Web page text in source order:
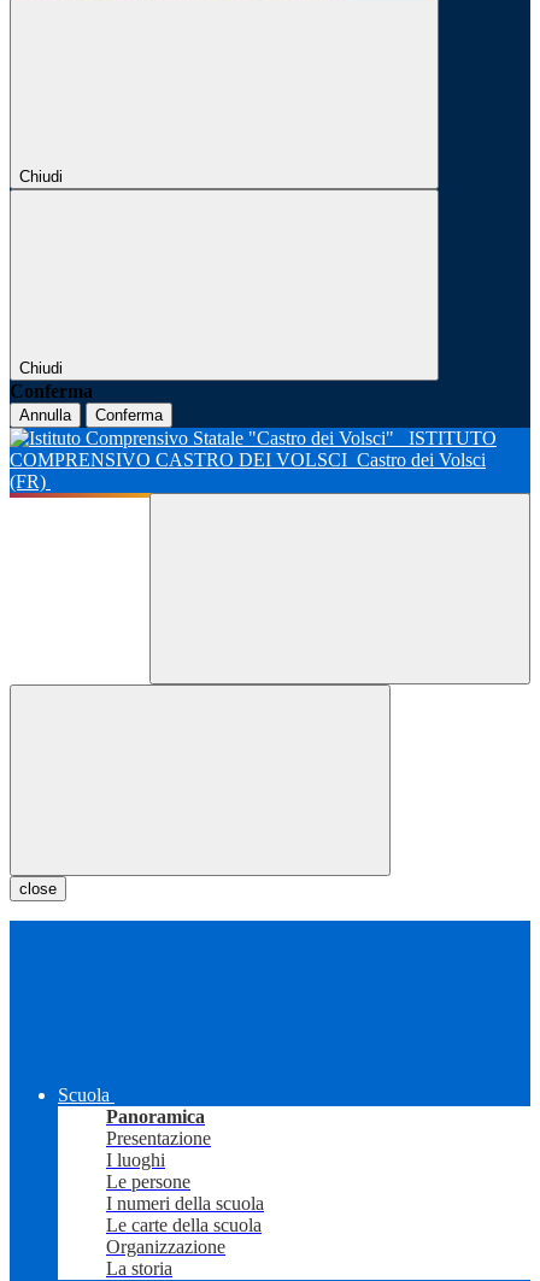
Chiudi
Chiudi
Conferma
Annulla Conferma
ISTITUTO
COMPRENSIVO CASTRO DEI VOLSCI Castro dei Volsci
(FR)
close
Scuola
Panoramica
Presentazione
I luoghi
Le persone
I numeri della scuola
Le carte della scuola
Organizzazione
La storia